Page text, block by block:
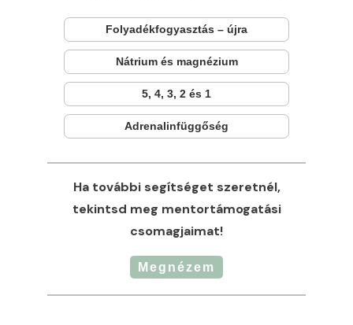
Folyadékfogyasztás – újra
Nátrium és magnézium
5, 4, 3, 2 és 1
Adrenalinfüggőség
Ha további segítséget szeretnél,
tekintsd meg mentortámogatási
csomagjaimat!
Megnézem